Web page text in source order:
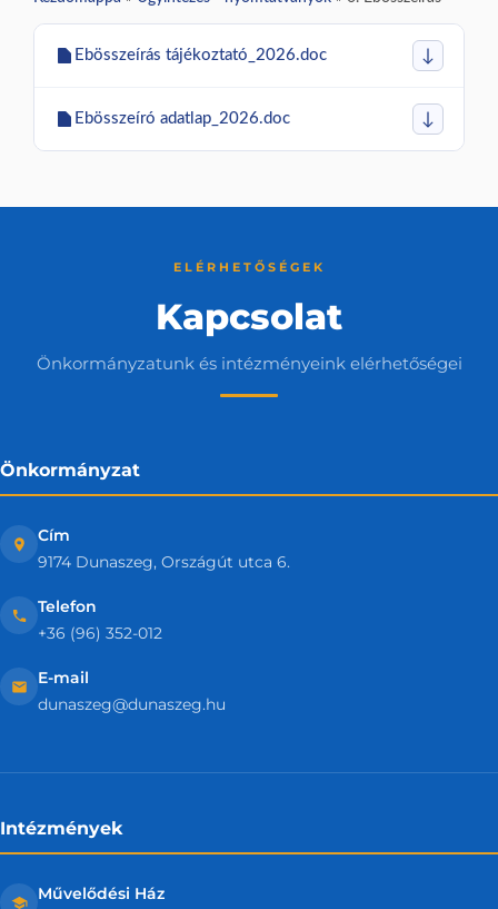
Ebösszeírás tájékoztató_2026.doc ↓
Ebösszeíró adatlap_2026.doc ↓
ELÉRHETŐSÉGEK
Kapcsolat
Önkormányzatunk és intézményeink elérhetőségei
Önkormányzat
Cím
9174 Dunaszeg, Országút utca 6.
Telefon
+36 (96) 352-012
E-mail
dunaszeg@dunaszeg.hu
Intézmények
Művelődési Ház